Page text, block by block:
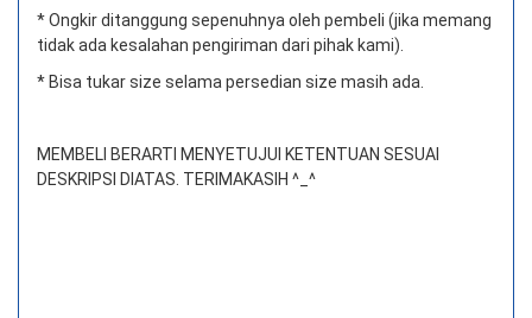
* Ongkir ditanggung sepenuhnya oleh pembeli (jika memang
tidak ada kesalahan pengiriman dari pihak kami).
* Bisa tukar size selama persedian size masih ada.
MEMBELI BERARTI MENYETUJUI KETENTUAN SESUAI
DESKRIPSI DIATAS. TERIMAKASIH ^_^